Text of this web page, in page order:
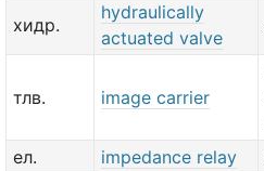
хидр.
hydraulically
actuated valve
тлв. image carrier
ел.
impedance relay